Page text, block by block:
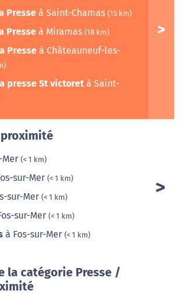
Presse à Saint-Chamas (15 km)
Presse à Miramas (18 km)
Presse à Châteauneuf-les-
presse St victoret à Saint-
Mer (< 1 km)
sur-Mer (< 1 km)
sur-Mer (< 1 km)
sur-Mer (< 1 km)
à Fos-sur-Mer (< 1 km)
la catégorie Presse /